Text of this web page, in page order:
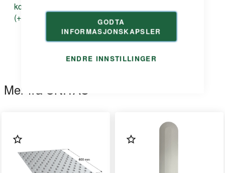
GODTA
INFORMASJONSKAPSLER
ENDRE INNSTILLINGER
kontakt@duri.no
(+47) 24 13 13 50
Mer fra UNITAC